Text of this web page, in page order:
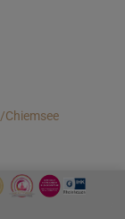
Chiemsee